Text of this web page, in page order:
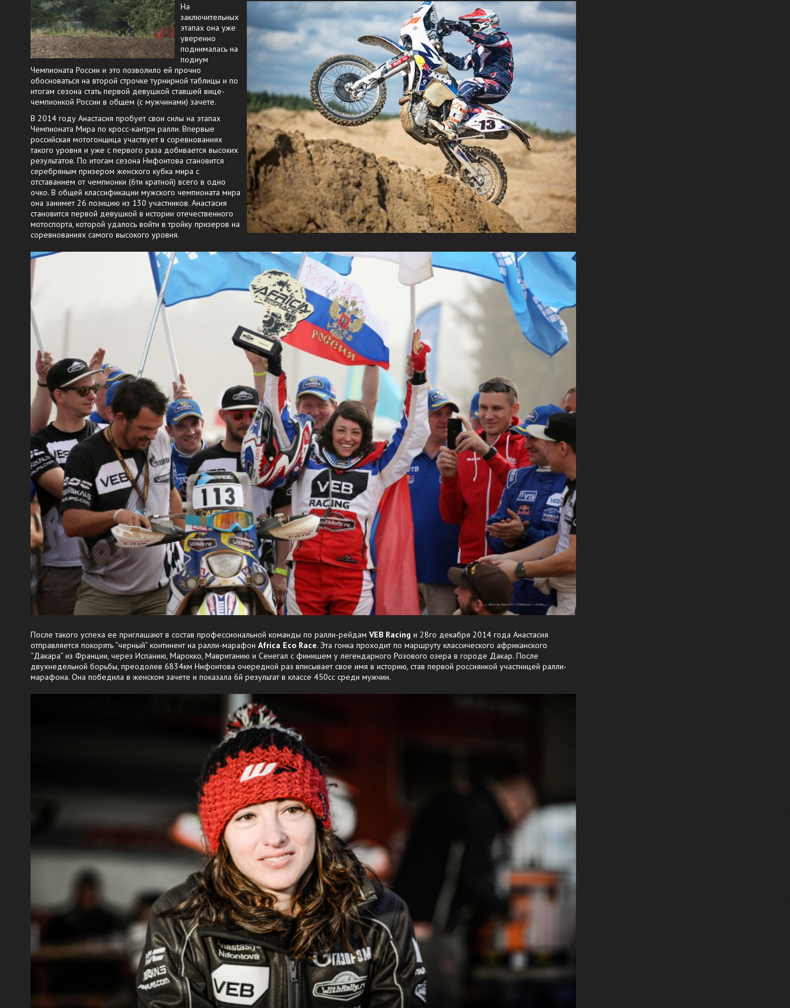
На
заключительных
этапах она уже
уверенно
поднималась на
подиум
Чемпионата России и это позволило ей прочно
обосноваться на второй строчке турнирной таблицы и по
итогам сезона стать первой девушкой ставшей вице-
чемпионкой России в общем (с мужчинами) зачете.
В 2014 году Анастасия пробует свои силы на этапах
Чемпионата Мира по кросс-кантри ралли. Впервые
российская мотогонщица участвует в соревнованиях
такого уровня и уже с первого раза добивается высоких
результатов. По итогам сезона Нифонтова становится
серебряным призером женского кубка мира с
отставанием от чемпионки (6ти кратной) всего в одно
очко. В общей классификации мужского чемпионата мира
она занимет 26 позицию из 130 участников. Анастасия
становится первой девушкой в истории отечественного
мотоспорта, которой удалось войти в тройку призеров на
соревнованиях самого высокого уровня.
После такого успеха ее приглашают в состав профессиональной команды по ралли-рейдам VEB Racing и 28го декабря 2014 года Анастасия
отправляется покорять “черный” континент на ралли-марафон Africa Eco Race. Эта гонка проходит по маршруту классического африканского
“Дакара” из Франции, через Испанию, Марокко, Мавританию и Сенегал с финишем у легендарного Розового озера в городе Дакар. После
двухнедельной борьбы, преодолев 6834км Нифонтова очередной раз вписывает свое имя в историю, став первой россиянкой участницей ралли-
марафона. Она победила в женском зачете и показала 6й результат в классе 450сс среди мужчин.